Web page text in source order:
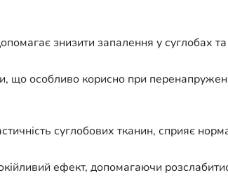
знизити запалення у суглобах
що особливо корисно при
суглобових тканин, сприяє
ефект, допомагаючи